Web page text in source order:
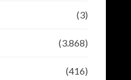
(3)
(3.868)
(416)